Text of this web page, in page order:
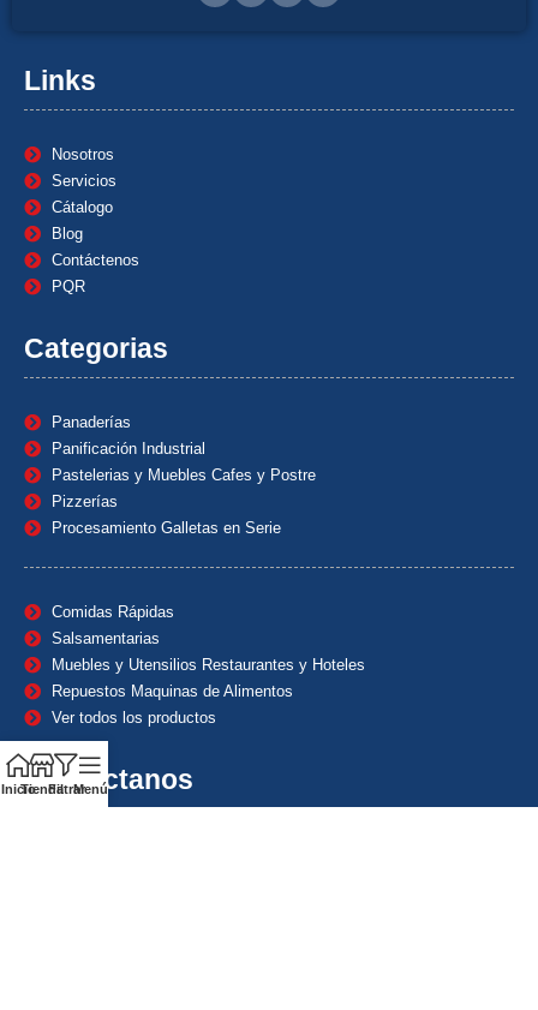
Links
Nosotros
Servicios
Cátalogo
Blog
Contáctenos
PQR
Categorias
Panaderías
Panificación Industrial
Pastelerias y Muebles Cafes y Postre
Pizzerías
Procesamiento Galletas en Serie
Comidas Rápidas
Salsamentarias
Muebles y Utensilios Restaurantes y Hoteles
Repuestos Maquinas de Alimentos
Ver todos los productos
Contáctanos
InicioTiendaFiltrarMenú